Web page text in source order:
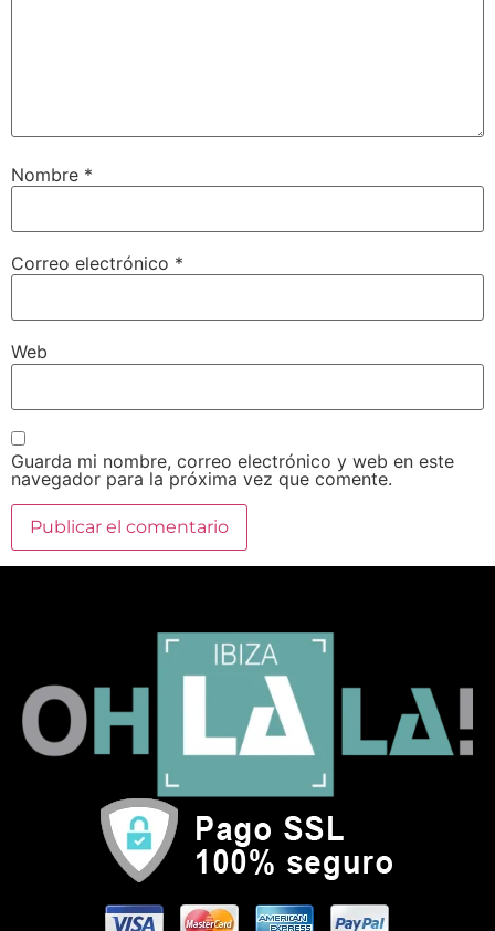
Nombre *
Correo electrónico *
Web
Guarda mi nombre, correo electrónico y web en este
navegador para la próxima vez que comente.